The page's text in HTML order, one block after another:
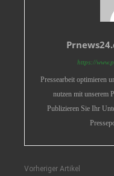
https://
Pressearbeit optimieren
nutzen mit unserem
Publizieren Sie Ihr
Vorheriger Artikel